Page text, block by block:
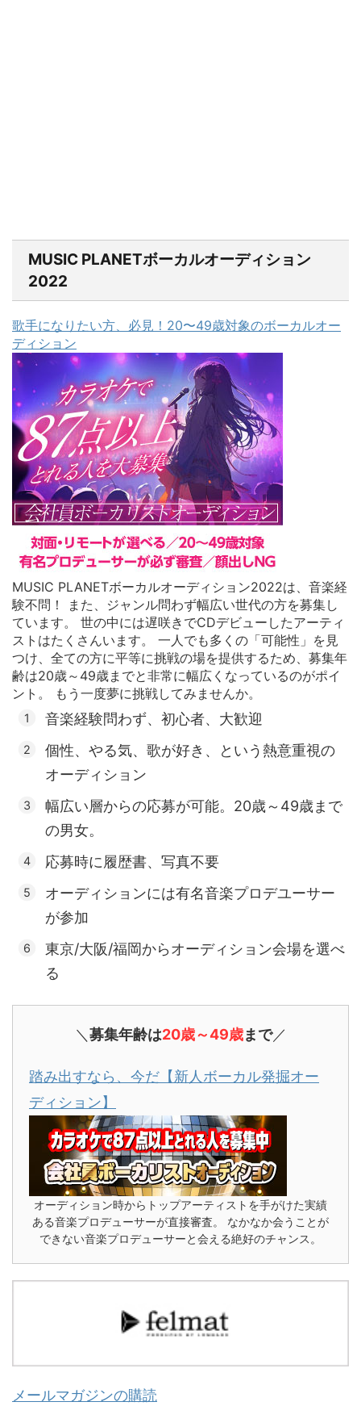
MUSIC PLANETボーカルオーディション
2022
歌手になりたい方、必見！20〜49歳対象のボーカルオー
ディション
MUSIC PLANETボーカルオーディション2022は、音楽経
験不問！ また、ジャンル問わず幅広い世代の方を募集し
ています。 世の中には遅咲きでCDデビューしたアーティ
ストはたくさんいます。 一人でも多くの「可能性」を見
つけ、全ての方に平等に挑戦の場を提供するため、募集年
齢は20歳～49歳までと非常に幅広くなっているのがポイ
ント。
もう一度夢に挑戦してみませんか。
音楽経験問わず、初心者、大歓迎
個性、やる気、歌が好き、という熱意重視の
オーディション
幅広い層からの応募が可能。20歳～49歳まで
の男女。
応募時に履歴書、写真不要
オーディションには有名音楽プロデユーサー
が参加
東京/大阪/福岡からオーディション会場を選べ
る
＼ 募集年齢は20歳～49歳まで／
踏み出すなら、今だ【新人ボーカル発掘オー
ディション】
オーディション時からトップアーティストを手がけた実績
ある音楽プロデューサーが直接審査。 なかなか会うことが
できない音楽プロデューサーと会える絶好のチャンス。
メールマガジンの購読